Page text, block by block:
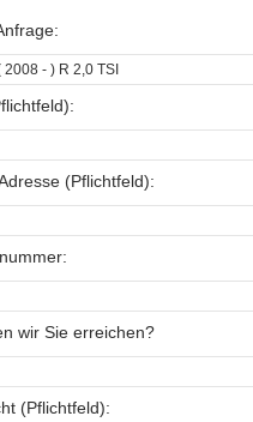
(Pflichtfeld):
wir Sie erreichen?
(Pflichtfeld):